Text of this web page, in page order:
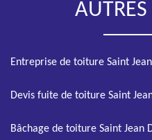
AUTRES
Entreprise de toiture Saint
Devis fuite de toiture Saint
Bâchage de toiture Saint Jean